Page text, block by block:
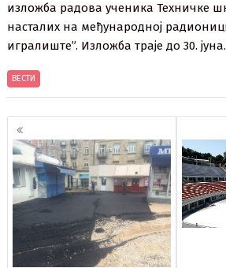
изложба радова ученика Техничке
насталих на међународној
игралиште”. Изложба траје до 30. јуна.
ВЕСТИ
Кретање
чланака